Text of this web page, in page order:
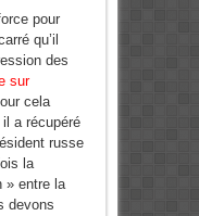
pour
qu’il
des
sur
cela
il a récupéré
russe
la
» entre la
devons